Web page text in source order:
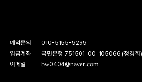
예약문의
010-5155-9299
입금계좌
국민은행 751501-00-105066 (정경희)
이메일
bw0404@naver.com